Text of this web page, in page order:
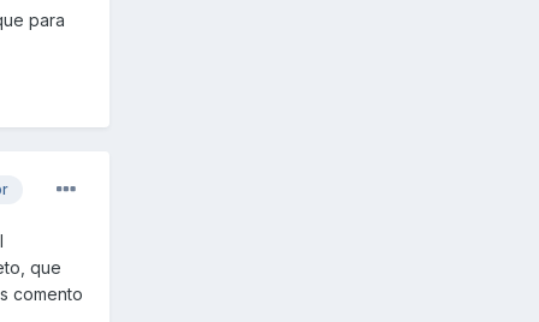
para
que
comento